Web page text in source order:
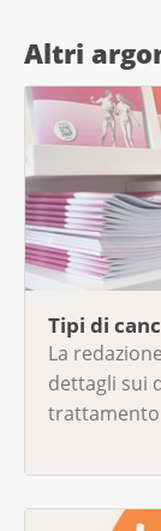
Altri
Tipi di
La
dettagli sui